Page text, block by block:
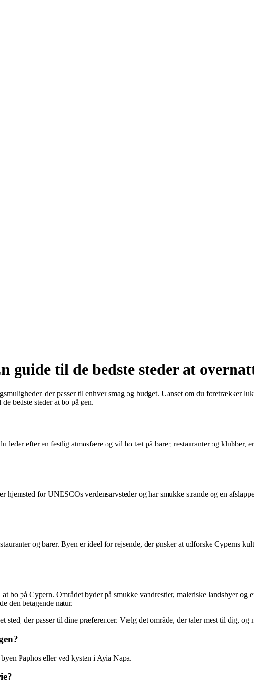
guide til de bedste steder at
der passer til enhver smag og budget. Uanset om du foretrækker
bedste steder at bo på øen.
leder efter en festlig atmosfære og vil bo tæt på barer, restauranter og klubber,
hjemsted for UNESCOs verdensarvsteder og har smukke strande og en
og barer. Byen er ideel for rejsende, der ønsker at udforske Cyperns
bo på Cypern. Området byder på smukke vandrestier, maleriske landsbyer og
den betagende natur.
sted, der passer til dine præferencer. Vælg det område, der taler mest til dig,
Paphos eller ved kysten i Ayia Napa.